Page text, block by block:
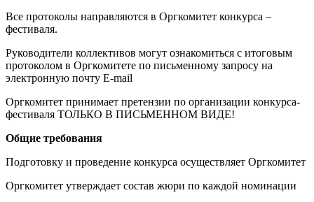
Все протоколы направляются в Оргкомитет конкурса –
фестиваля.
Руководители коллективов могут ознакомиться с итоговым
протоколом в Оргкомитете по письменному запросу на
электронную почту E-mail
Оргкомитет принимает претензии по организации конкурса-
фестиваля ТОЛЬКО В ПИСЬМЕННОМ ВИДЕ!
Общие требования
Подготовку и проведение конкурса осуществляет Оргкомитет
Оргкомитет утверждает состав жюри по каждой номинации